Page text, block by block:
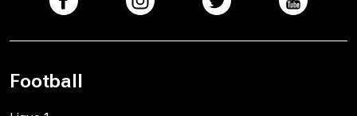
Football